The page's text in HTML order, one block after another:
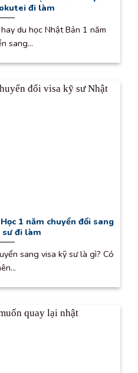
đi làm
du học Nhật Bản 1 năm
sang...
1 năm chuyển đổi sang
sư đi làm
sang visa kỹ sư là gì? Có